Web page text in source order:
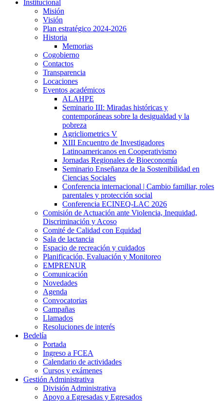
Institucional
Misión
Visión
Plan estratégico 2024-2026
Historia
Memorias
Cogobierno
Contactos
Transparencia
Locaciones
Eventos académicos
ALAHPE
Seminario III: Miradas históricas y
contemporáneas sobre la desigualdad y la
pobreza
Agricliometrics V
XIII Encuentro de Investigadores
Latinoamericanos en Cooperativismo
Jornadas Regionales de Bioeconomía
Seminario Enseñanza de la Sostenibilidad en
Ciencias Sociales
Conferencia internacional | Cambio familiar, roles
parentales y protección social
Conferencia ECINEQ-LAC 2026
Comisión de Actuación ante Violencia, Inequidad,
Discriminación y Acoso
Comité de Calidad con Equidad
Sala de lactancia
Espacio de recreación y cuidados
Planificación, Evaluación y Monitoreo
EMPRENUR
Comunicación
Novedades
Agenda
Convocatorias
Campañas
Llamados
Resoluciones de interés
Bedelía
Portada
Ingreso a FCEA
Calendario de actividades
Cursos y exámenes
Gestión Administrativa
División Administrativa
Apoyo a Egresadas y Egresados